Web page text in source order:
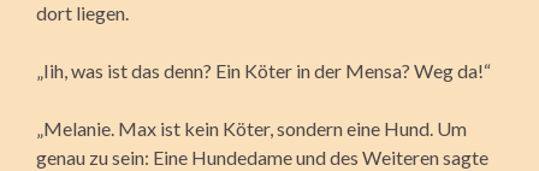
dort liegen.
„Iih, was ist das denn? Ein Köter in der Mensa? Weg da!“
„Melanie. Max ist kein Köter, sondern eine Hund. Um
genau zu sein: Eine Hundedame und des Weiteren sagte